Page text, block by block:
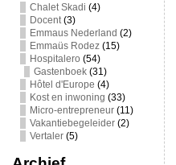
Chalet Skadi (4)
Docent(3)
Emmaus Nederland (2)
Emmaüs Rodez(15)
Hospitalero (54)
Gastenboek(31)
Hôtel d'Europe (4)
Kost en inwoning (33)
Micro-entrepreneur(11)
Vakantiebegeleider(2)
Vertaler(5)